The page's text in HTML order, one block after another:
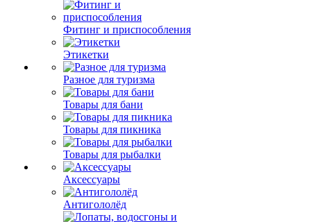
Фитинг и приспособления
Этикетки
Разное для туризма
Товары для бани
Товары для пикника
Товары для рыбалки
Аксессуары
Антигололёд